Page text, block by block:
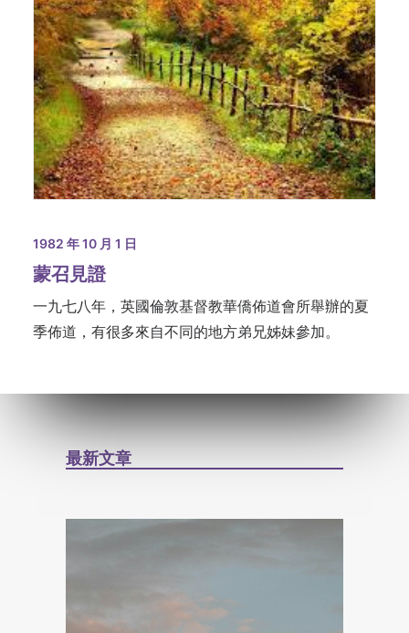
1982 年 10 月 1 日
蒙召見證
一九七八年，英國倫敦基督教華僑佈道會所舉辦的夏
季佈道，有很多來自不同的地方弟兄姊妹參加。
最新文章